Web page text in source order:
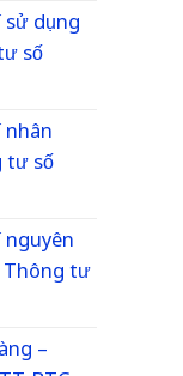
dụng
số
số
tư
–